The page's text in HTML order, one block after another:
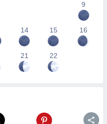
9
14 15 16
21 22